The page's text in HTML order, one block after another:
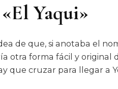
Yaqui»
de que, si anotaba el
otra forma fácil y original
que cruzar para llegar a